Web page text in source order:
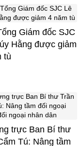
Giám đốc SJC
Hằng được giảm
tù
trực Ban Bí thư
Tú: Nâng tầm